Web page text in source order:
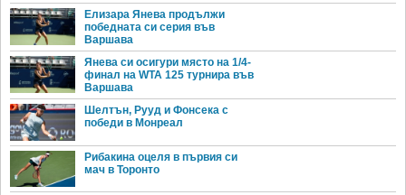
Елизара Янева продължи
победната си серия във
Варшава
Янева си осигури място на 1/4-
финал на WTA 125 турнира във
Варшава
Шелтън, Рууд и Фонсека с
победи в Монреал
Рибакина оцеля в първия си
мач в Торонто